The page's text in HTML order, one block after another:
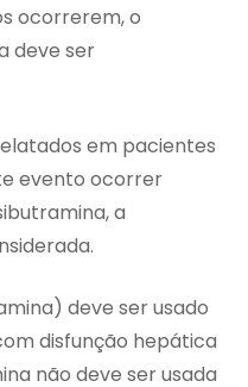
ocorrerem, o
deve ser
em pacientes
evento ocorrer
a
deve ser usado
disfunção hepática
não deve ser usada